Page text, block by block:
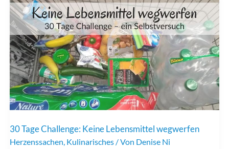
30 Tage Challenge: Keine Lebensmittel wegwerfen
Herzenssachen, Kulinarisches / Von Denise Ni